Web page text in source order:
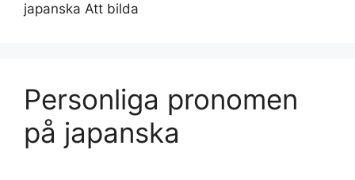
japanska Att bilda
Personliga pronomen
på japanska